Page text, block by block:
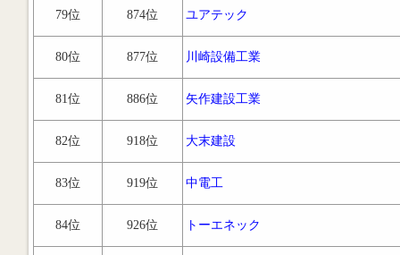
79位 874位 ユアテック
80位 877位 川崎設備工業
81位 886位 矢作建設工業
82位 918位 大末建設
83位 919位 中電工
84位 926位 トーエネック